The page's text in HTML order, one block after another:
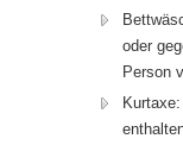
oder
Person